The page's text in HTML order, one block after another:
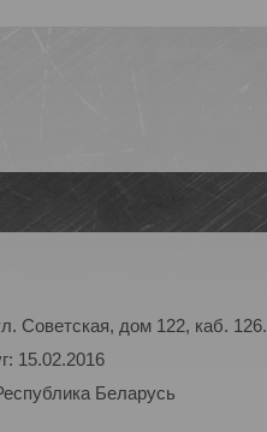
Советская, дом 122, каб. 126.
15.02.2016
Беларусь